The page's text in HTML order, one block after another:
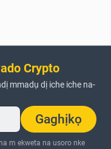
Crypto
mmadụ dị iche iche na-
Gaghịkọ
m ekweta na usoro nke